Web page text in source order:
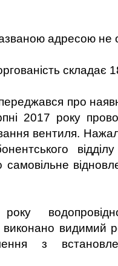
адресою не
складає
про
2017 року
вентиля.
виконано видимий
з